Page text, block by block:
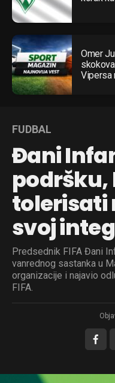
Omer
Vipersa
FUDBAL
Đani
podršku,
tolerisati
svoj
Predsednik FIFA Đani
vanrednog sastanka u
organizacije i najavio
FIFA.